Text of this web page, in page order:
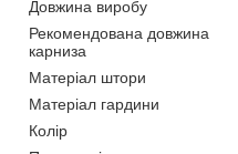
Довжина виробу
Рекомендована довжина
карниза
Матеріал штори
Матеріал гардини
Колір